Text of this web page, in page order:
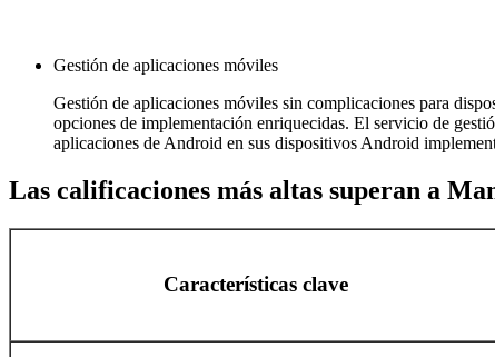
Gestión de aplicaciones móviles
Gestión de aplicaciones móviles sin complicaciones para
opciones de implementación enriquecidas. El servicio de
aplicaciones de Android en sus dispositivos Android
Las calificaciones más altas superan a
Características clave